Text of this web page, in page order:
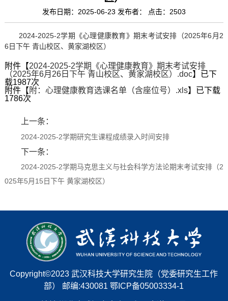
发布日期：2025-06-23 发布者： 点击： 2503
2024-2025-2学期《心理健康教育》期末考试安排（2025年6月2
6日下午 青山校区、黄家湖校区）
附件【2024-2025-2学期《心理健康教育》期末考试安排
（2025年6月26日下午 青山校区、黄家湖校区）.doc】已下
载1987次
附件【 附：心理健康教育选课名单（含座位号）.xls】已下载
1786次
上一条：
2024-2025-2学期研究生课程成绩录入时间安排
下一条：
2024-2025-2学期马克思主义与社会科学方法论期末考试安排（2
025年5月15日下午 黄家湖校区）
Copyright©2023 武汉科技大学研究生院（党委研究生工作
部） 邮编:430081 鄂ICP备05003334-1